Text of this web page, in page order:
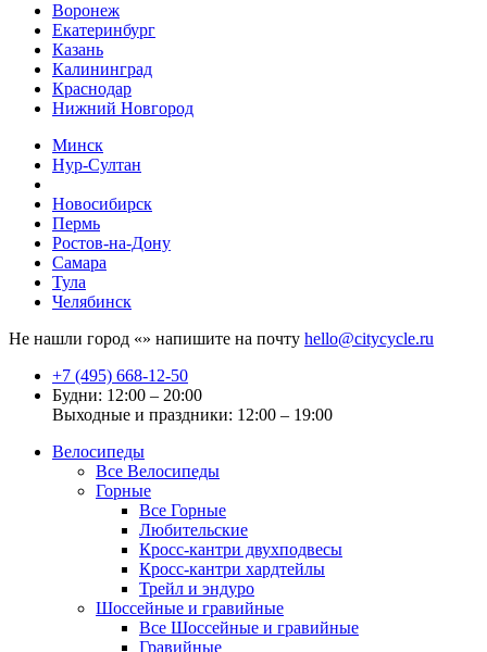
Воронеж
Екатеринбург
Казань
Калининград
Краснодар
Нижний Новгород
Минск
Нур-Султан
Новосибирск
Пермь
Ростов-на-Дону
Самара
Тула
Челябинск
Не нашли город «» напишите на почту hello@citycycle.ru
+7 (495) 668-12-50
Будни: 12:00 – 20:00
Выходные и праздники: 12:00 – 19:00
Велосипеды
Все Велосипеды
Горные
Все Горные
Любительские
Кросс-кантри двухподвесы
Кросс-кантри хардтейлы
Трейл и эндуро
Шоссейные и гравийные
Все Шоссейные и гравийные
Гравийные